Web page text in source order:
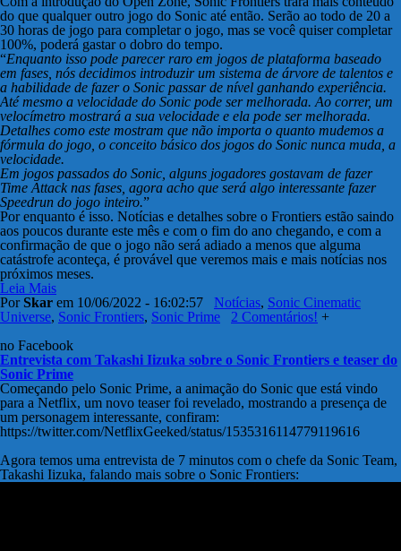
do que qualquer outro jogo do Sonic até então. Serão ao todo de 20 a
30 horas de jogo para completar o jogo, mas se você quiser completar
100%, poderá gastar o dobro do tempo.
“Enquanto isso pode parecer raro em jogos de plataforma baseado
em fases, nós decidimos introduzir um sistema de árvore de talentos e
a habilidade de fazer o Sonic passar de nível ganhando experiência.
Até mesmo a velocidade do Sonic pode ser melhorada. Ao correr, um
velocímetro mostrará a sua velocidade e ela pode ser melhorada.
Detalhes como este mostram que não importa o quanto mudemos a
fórmula do jogo, o conceito básico dos jogos do Sonic nunca muda, a
velocidade.
Em jogos passados do Sonic, alguns jogadores gostavam de fazer
Time Attack nas fases, agora acho que será algo interessante fazer
Speedrun do jogo inteiro.”
Por enquanto é isso. Notícias e detalhes sobre o Frontiers estão saindo
aos poucos durante este mês e com o fim do ano chegando, e com a
confirmação de que o jogo não será adiado a menos que alguma
catástrofe aconteça, é provável que veremos mais e mais notícias nos
próximos meses.
Leia Mais
PorSkar em 10/06/2022 - 16:02:57 Notícias, Sonic Cinematic
Universe, Sonic Frontiers, Sonic Prime 2 Comentários! +
no Facebook
Entrevista com Takashi Iizuka sobre o Sonic Frontiers e teaser do
Sonic Prime
Começando pelo Sonic Prime, a animação do Sonic que está vindo
para a Netflix, um novo teaser foi revelado, mostrando a presença de
um personagem interessante, confiram:
https://twitter.com/NetflixGeeked/status/1535316114779119616
Agora temos uma entrevista de 7 minutos com o chefe da Sonic Team,
Takashi Iizuka, falando mais sobre o Sonic Frontiers: